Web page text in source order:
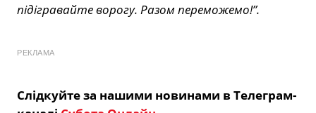
підігравайте ворогу. Разом переможемо!”.
РЕКЛАМА
Слідкуйте за нашими новинами в Телеграм-